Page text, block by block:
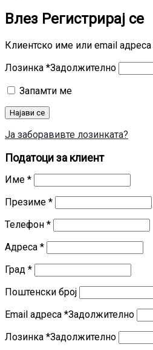
Влез Регистрирај се
Клиентско име или email адреса
Лозинка *Задолжително
Запамти ме
Најави се
Ја заборавивте лозинката?
Податоци за клиент
Име *
Презиме *
Телефон *
Адреса *
Град *
Поштенски број
Email адреса *Задолжително
Лозинка *Задолжително